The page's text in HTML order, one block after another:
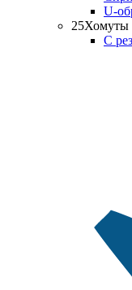
U-
25Хомуты
С